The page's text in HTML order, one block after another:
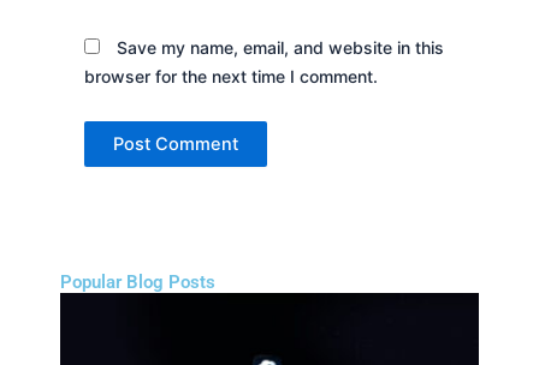
Save my name, email, and website in this
browser for the next time I comment.
Popular Blog Posts